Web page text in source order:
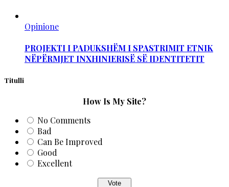
Opinione
PROJEKTI I PADUKSHËM I SPASTRIMIT ETNIK
NËPËRMJET INXHINIERISË SË IDENTITETIT
Titulli
How Is My Site?
No Comments
Bad
Can Be Improved
Good
Excellent